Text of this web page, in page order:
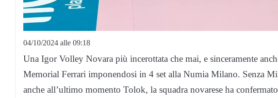
04/10/2024 alle 09:18
Una Igor Volley Novara più incerottata che mai, e sinceramente
Memorial Ferrari imponendosi in 4 set alla Numia Milano. Senza
anche all’ultimo momento Tolok, la squadra novarese ha